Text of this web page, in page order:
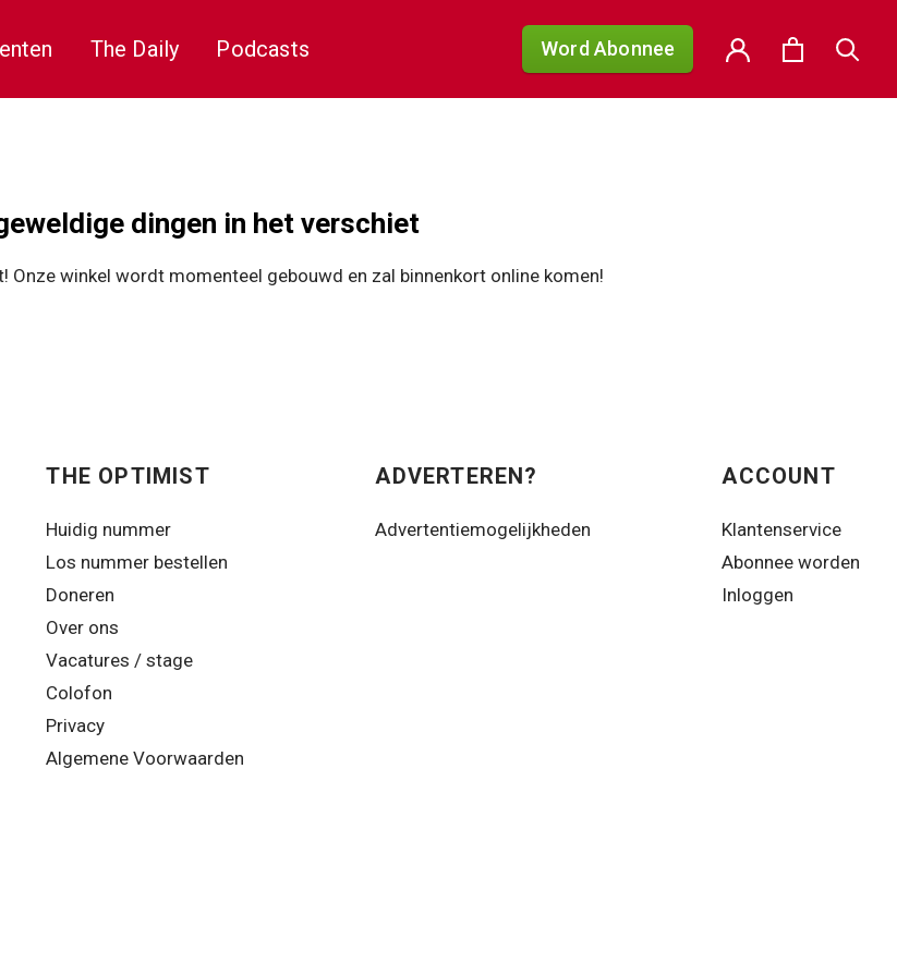
The Daily Podcasts Word Abonnee
dingen in het verschiet
Onze winkel wordt momenteel gebouwd en zal binnenkort online komen!
THE OPTIMIST
Huidig nummer
Los nummer bestellen
Doneren
Over ons
Vacatures / stage
Colofon
Privacy
Algemene Voorwaarden
ADVERTEREN?
Advertentiemogelijkheden
ACCOUNT
Klantenservice
Abonnee worden
Inloggen